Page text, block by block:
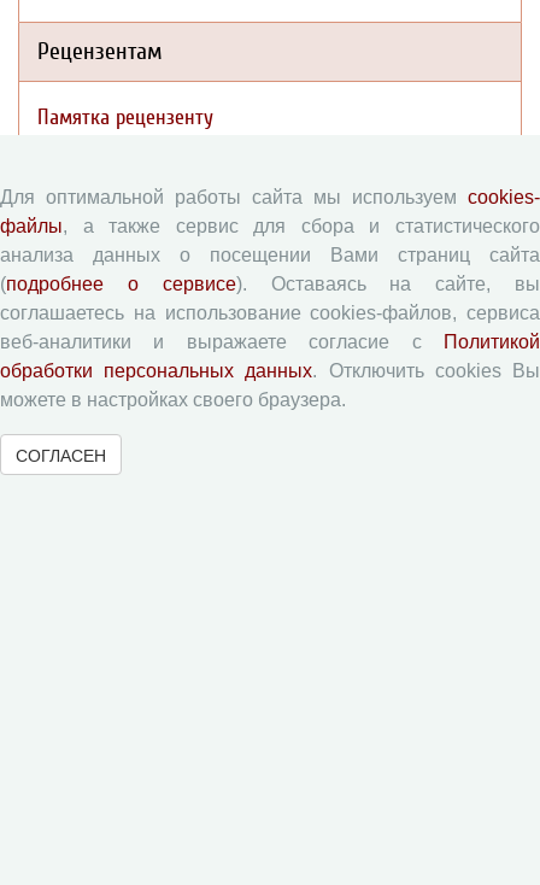
Рецензентам
Памятка рецензенту
Журналы ВолНЦ РАН
Экономические и социальные перемены
Проблемы развития территории
Вопросы территориального развития
Социальное пространство
Юный экономист
АгроЗооТехника
Для оптимальной работы сайта мы используем cookies-
файлы, а также сервис для сбора и статистического
анализа данных о посещении Вами страниц сайта
(подробнее о сервисе). Оставаясь на сайте, вы
соглашаетесь на использование cookies-файлов, сервиса
веб-аналитики и выражаете согласие с
Политикой
обработки персональных данных. Отключить cookies Вы
можете в настройках своего браузера.
СОГЛАСЕН